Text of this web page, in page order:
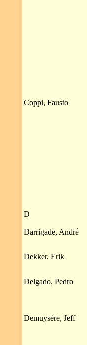
Coppi, Fausto
D
Darrigade, André
Dekker, Erik
Delgado, Pedro
Demuysère, Jeff